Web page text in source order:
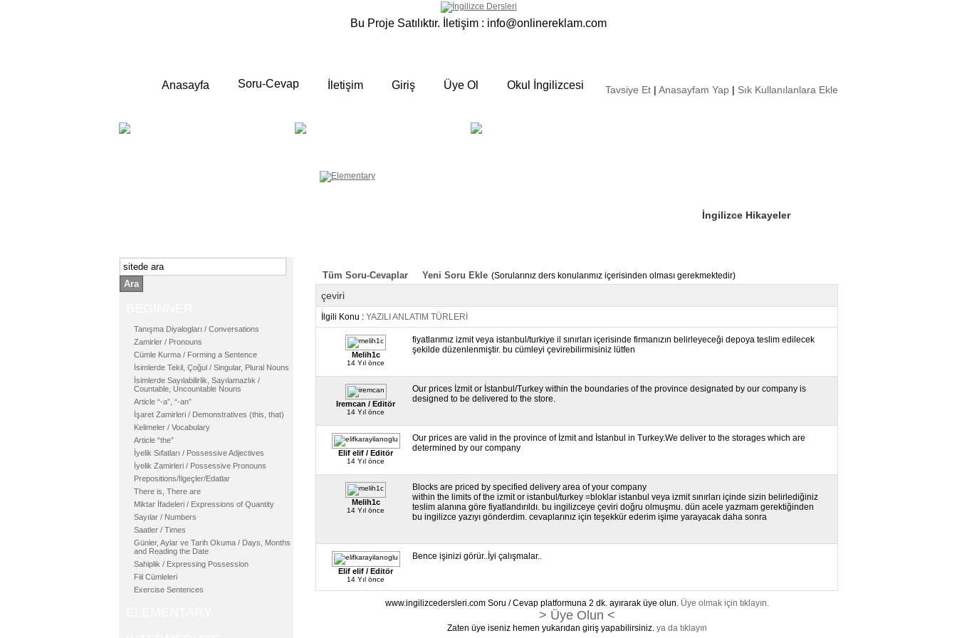
Bu Proje Satılıktır. İletişim : info@onlinereklam.com
Anasayfa Soru-Cevap İletişim Giriş Üye Ol Okul İngilizcesi Tavsiye Et | Anasayfam Yap | Sık Kullanılanlara Ekle
İngilizce Hikayeler
Ara
Tanışma Diyalogları / Conversations
Zamirler / Pronouns
Cümle Kurma / Forming a Sentence
İsimlerde Tekil, Çoğul / Singular, Plural Nouns
İsimlerde Sayılabilirlik, Sayılamazlık /
Countable, Uncountable Nouns
Article “-a”, “-an”
İşaret Zamirleri / Demonstratives (this, that)
Kelimeler / Vocabulary
Article “the”
İyelik Sıfatları / Possessive Adjectives
İyelik Zamirleri / Possessive Pronouns
Prepositions/İlgeçler/Edatlar
There is, There are
Miktar İfadeleri / Expressions of Quantity
Sayılar / Numbers
Saatler / Times
Günler, Aylar ve Tarih Okuma / Days, Months
and Reading the Date
Sahiplik / Expressing Possession
Fiil Cümleleri
Exercise Sentences
Tüm Soru-Cevaplar Yeni Soru Ekle (Sorularınız ders konularımız içerisinden olması gerekmektedir)
çeviri
İlgili Konu : YAZILI ANLATIM TÜRLERİ
Melih1c
14 Yıl önce
fiyatlarımız izmit veya istanbul/turkiye il sınırları içerisinde firmanızın belirleyeceği depoya teslim edilecek
şekilde düzenlenmiştir. bu cümleyi çevirebilirmisiniz lütfen
Iremcan / Editör
14 Yıl önce
Our prices İzmit or İstanbul/Turkey within the boundaries of the province designated by our company is
designed to be delivered to the store.
Elif elif / Editör
14 Yıl önce
Our prices are valid in the province of İzmit and İstanbul in Turkey.We deliver to the storages which are
determined by our company
Melih1c
14 Yıl önce
Blocks are priced by specified delivery area of your company
within the limits of the izmit or istanbul/turkey =bloklar istanbul veya izmit sınırları içinde sizin belirlediğiniz
teslim alanına göre fiyatlandırıldı. bu ingilizceye çeviri doğru olmuşmu. dün acele yazmam gerektiğinden
bu ingilizce yazıyı gönderdim. cevaplarınız için teşekkür ederim işime yarayacak daha sonra
Elif elif / Editör
14 Yıl önce
Bence işinizi görür..İyi çalışmalar..
www.ingilizcedersleri.com Soru / Cevap platformuna 2 dk. ayırarak üye olun. Üye olmak için tıklayın.
> Üye Olun <
Zaten üye iseniz hemen yukarıdan giriş yapabilirsiniz. ya da tıklayın